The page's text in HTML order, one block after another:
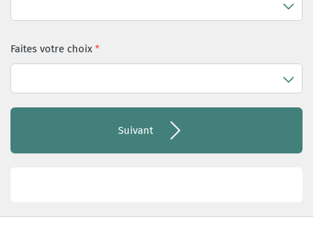
Faites votre choix
Suivant